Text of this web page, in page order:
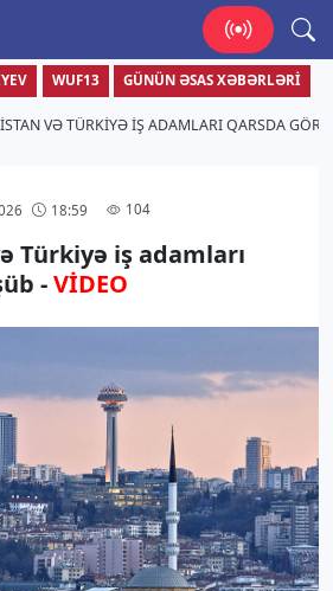
bizimlə yaşa!
WUF13 GÜNÜN ƏSAS XƏBƏRLƏRI
VƏ TÜRKIYƏ IŞ ADAMLARI QARSDA
18:59 104
Türkiyə iş adamları
-VİDEO